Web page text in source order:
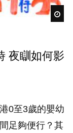
夜瞓如何影
0至3歲的嬰幼
足夠便行？其